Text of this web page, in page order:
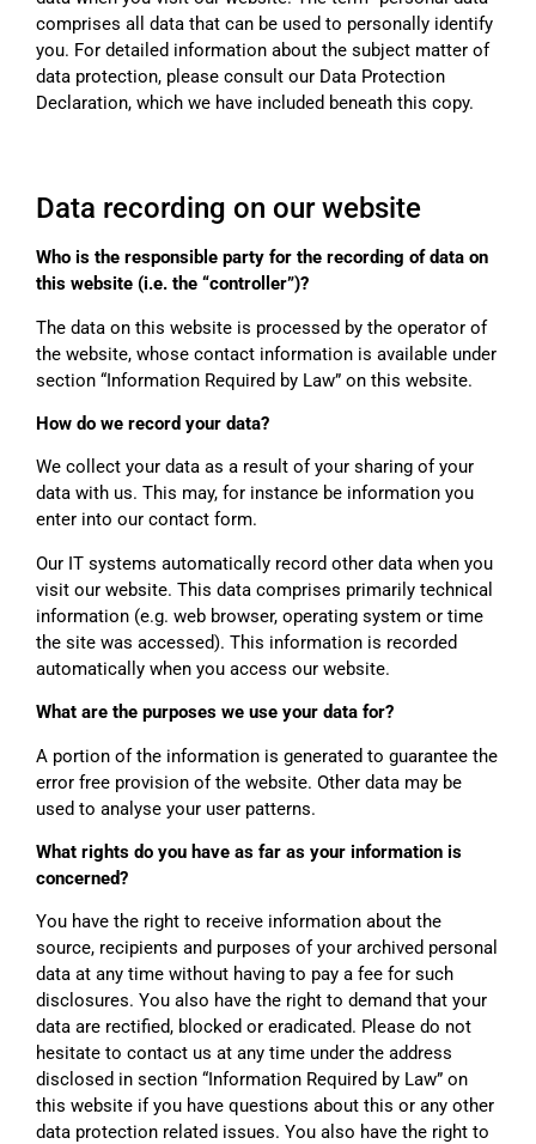
comprises all data that can be used to personally identify
you. For detailed information about the subject matter of
data protection, please consult our Data Protection
Declaration, which we have included beneath this copy.
Data recording on our website
Who is the responsible party for the recording of data on
this website (i.e. the “controller”)?
The data on this website is processed by the operator of
the website, whose contact information is available under
section “Information Required by Law” on this website.
How do we record your data?
We collect your data as a result of your sharing of your
data with us. This may, for instance be information you
enter into our contact form.
Our IT systems automatically record other data when you
visit our website. This data comprises primarily technical
information (e.g. web browser, operating system or time
the site was accessed). This information is recorded
automatically when you access our website.
What are the purposes we use your data for?
A portion of the information is generated to guarantee the
error free provision of the website. Other data may be
used to analyse your user patterns.
What rights do you have as far as your information is
concerned?
You have the right to receive information about the
source, recipients and purposes of your archived personal
data at any time without having to pay a fee for such
disclosures. You also have the right to demand that your
data are rectified, blocked or eradicated. Please do not
hesitate to contact us at any time under the address
disclosed in section “Information Required by Law” on
this website if you have questions about this or any other
data protection related issues. You also have the right to